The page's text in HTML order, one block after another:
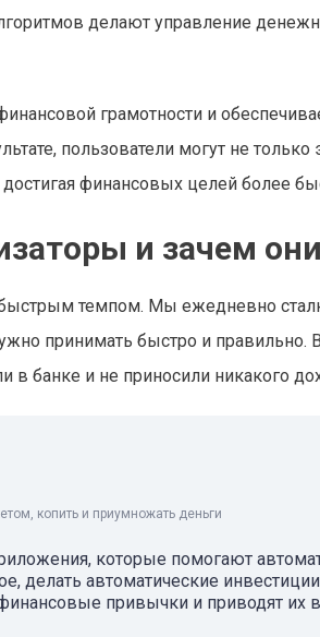
делают управление
грамотности и
пользователи могут не только
финансовых целей более
и зачем
темпом. Мы ежедневно
принимать быстро и правильно.
в банке и не приносили никакого
копить и приумножать деньги
которые помогают
делать автоматические
привычки и приводят их